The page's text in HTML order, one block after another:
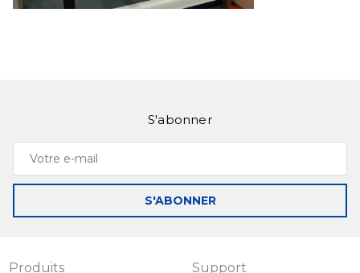
S'abonner
Votre
mail
S'ABONNER
Produits Support